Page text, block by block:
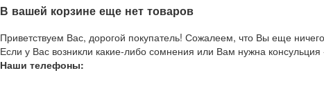
В вашей корзине еще нет товаров
Приветствуем Вас, дорогой покупатель! Сожалеем, что Вы еще
Если у Вас возникли какие-либо сомнения или Вам нужна
Наши телефоны: